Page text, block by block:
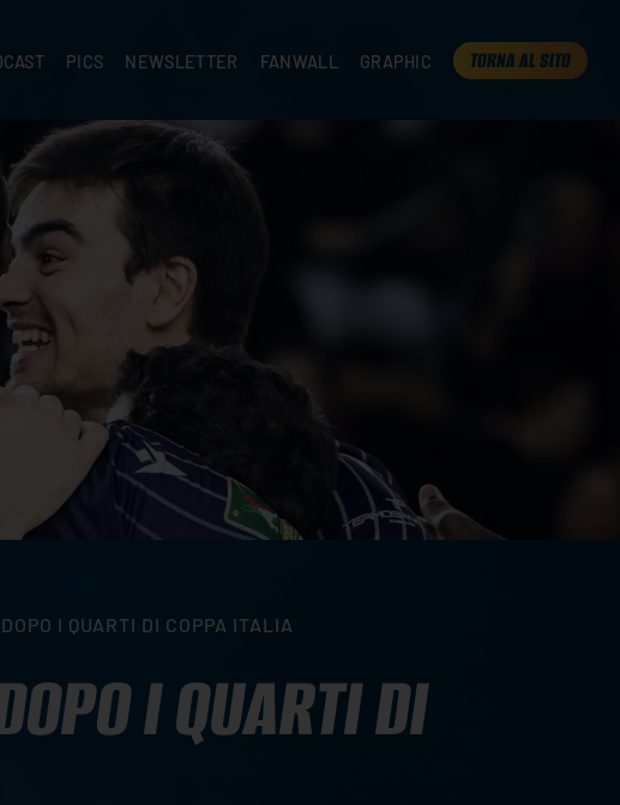
PICS NEWSLETTER FANWALL GRAPHIC TORNA AL SITO
I QUARTI DI COPPA ITALIA
I QUARTI DI